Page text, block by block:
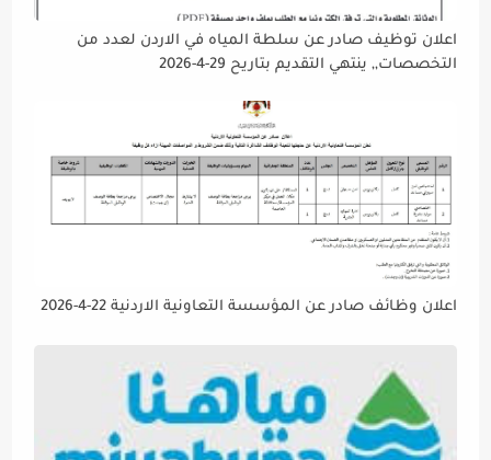
اعلان توظيف صادر عن سلطة المياه في الاردن لعدد من
التخصصات,, ينتهي التقديم بتاريح 29-4-2026
اعلان وظائف صادر عن المؤسسة التعاونية الاردنية 22-4-2026